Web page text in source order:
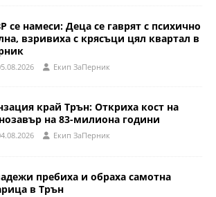
се намеси: Деца се гаврят с психично
взривиха с крясъци цял квартал в
Eкип ЗаПерник
край Трън: Откриха кост на
на 83-милиона години
Eкип ЗаПерник
пребиха и обраха самотна
в Трън